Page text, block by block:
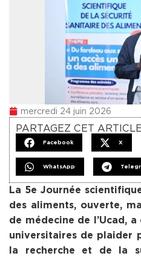
mercredi 24 juin 2026
PARTAGEZ CET
Facebook X
WhatsApp
La 5e Journée
des aliments, ouverte,
de médecine de l’Ucad,
universitaires de plaider
la recherche et de la